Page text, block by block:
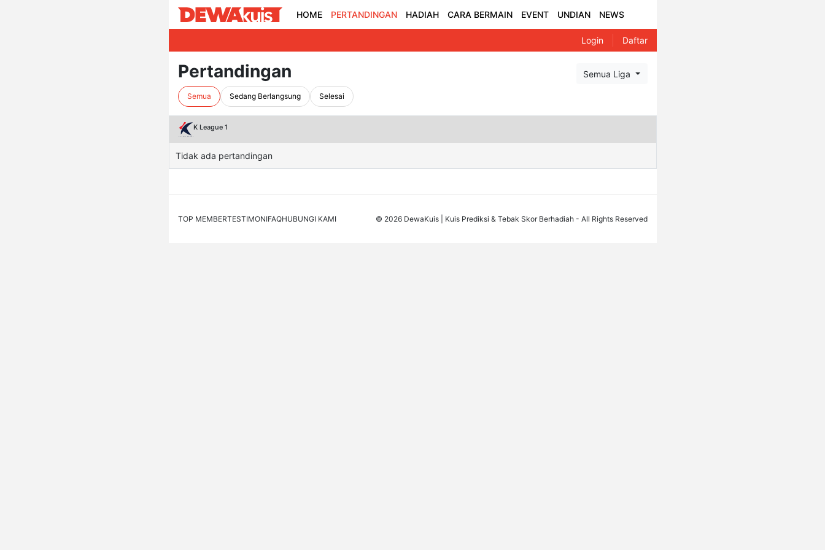
HOME PERTANDINGAN HADIAH CARA BERMAIN EVENT UNDIAN NEWS
Login Daftar
Pertandingan Semua Liga
Semua Sedang Berlangsung Selesai
K League 1
Tidak ada pertandingan
TOP MEMBERTESTIMONIFAQHUBUNGI KAMI © 2026 DewaKuis | Kuis Prediksi & Tebak Skor Berhadiah - All Rights Reserved